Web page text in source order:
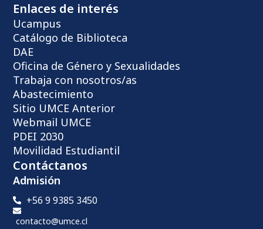
Enlaces de interés
Ucampus
Catálogo de Biblioteca
DAE
Oficina de Género y Sexualidades
Trabaja con nosotros/as
Abastecimiento
Sitio UMCE Anterior
Webmail UMCE
PDEI 2030
Movilidad Estudiantil
Contáctanos
Admisión
+56 9 9385 3450
contacto@umce.cl